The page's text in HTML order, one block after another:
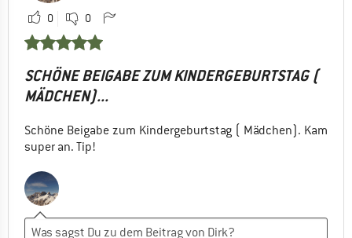
0 0
SCHÖNE BEIGABE ZUM KINDERGEBURTSTAG (
MÄDCHEN)...
Schöne Beigabe zum Kindergeburtstag ( Mädchen). Kam
super an. Tip!